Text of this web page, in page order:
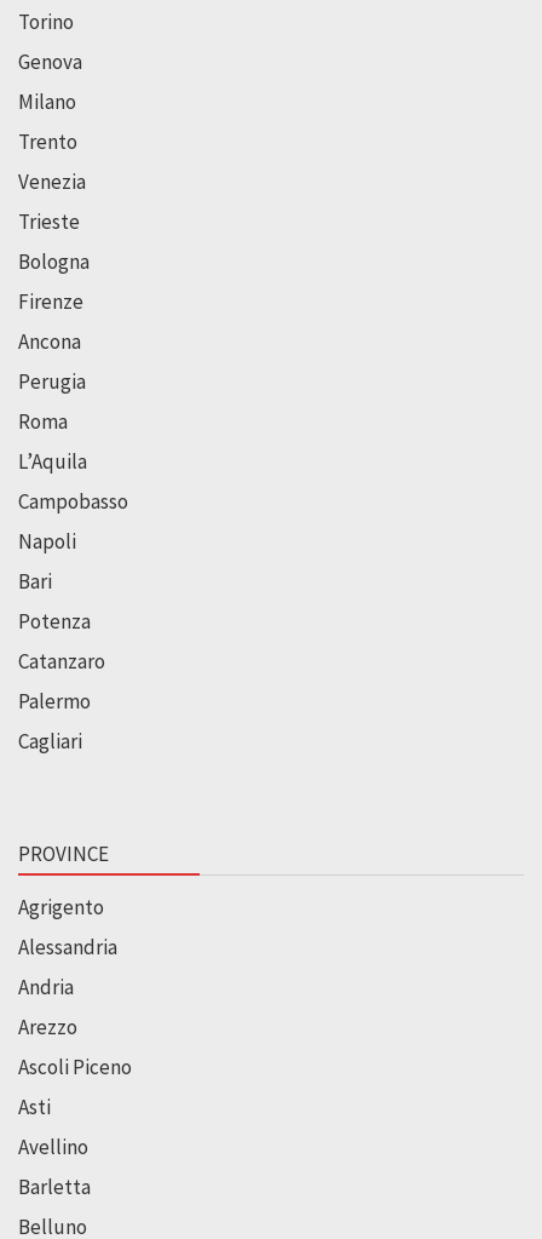
Torino
Genova
Milano
Trento
Venezia
Trieste
Bologna
Firenze
Ancona
Perugia
Roma
L’Aquila
Campobasso
Napoli
Bari
Potenza
Catanzaro
Palermo
Cagliari
PROVINCE
Agrigento
Alessandria
Andria
Arezzo
Ascoli Piceno
Asti
Avellino
Barletta
Belluno